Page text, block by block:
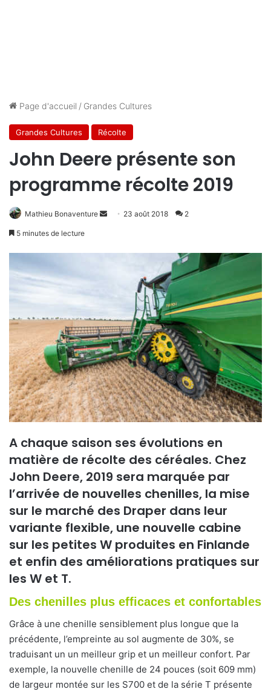
Page d'accueil / Grandes Cultures
Grandes Cultures Récolte
John Deere présente son
programme récolte 2019
Mathieu Bonaventure
u
n
c
o
u
r
r
i
23 août 2018 2
5 minutes de lecture
A chaque saison ses évolutions en
matière de récolte des céréales. Chez
John Deere, 2019 sera marquée par
l’arrivée de nouvelles chenilles, la mise
sur le marché des Draper dans leur
variante flexible, une nouvelle cabine
sur les petites W produites en Finlande
et enfin des améliorations pratiques sur
les W et T.
Des chenilles plus efficaces et confortables
Grâce à une chenille sensiblement plus longue que la
précédente, l’empreinte au sol augmente de 30%, se
traduisant un un meilleur grip et un meilleur confort. Par
exemple, la nouvelle chenille de 24 pouces (soit 609 mm)
de largeur montée sur les S700 et de la série T présente